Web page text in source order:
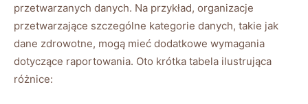
przetwarzanych‌ danych. Na‌ przykład, organizacje
przetwarzające szczególne kategorie danych, takie jak
dane zdrowotne, ⁢mogą mieć⁣ dodatkowe wymagania
dotyczące raportowania. Oto krótka ‍tabela ilustrująca‍
różnice: